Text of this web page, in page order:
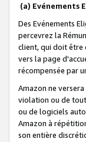
(a) Evénements
Des Evénements
percevrez la
client, qui doit être
vers la page
récompensée par
Amazon ne
violation ou de
ou de logiciels
Amazon à
son entière